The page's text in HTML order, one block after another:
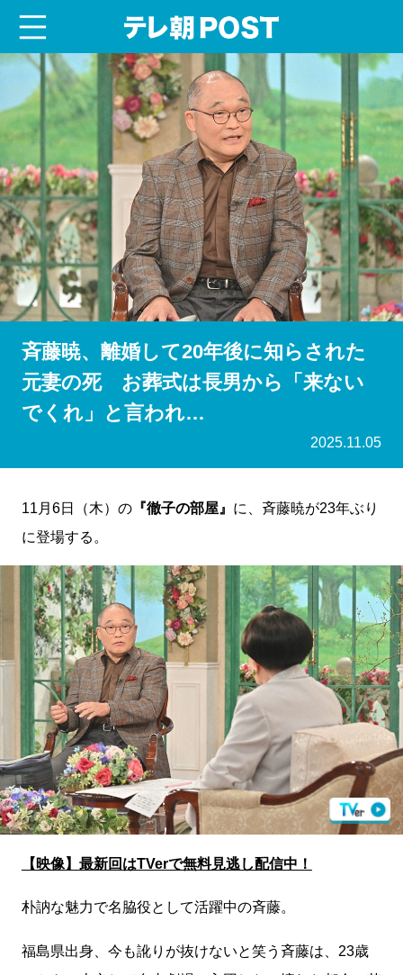
斉藤暁、離婚して20年後に知らされた
元妻の死 お葬式は長男から「来ない
でくれ」と言われ…
2025.11.05
11月6日（木）の『徹子の部屋』 に、斉藤暁が23年ぶり
に登場する。
【映像】最新回はTVerで無料見逃し配信中！
朴訥な魅力で名脇役として活躍中の斉藤。
福島県出身、今も訛りが抜けないと笑う斉藤は、23歳